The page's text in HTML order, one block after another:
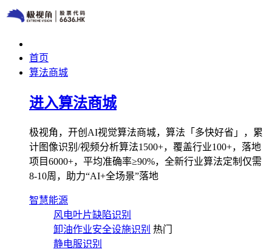
首页
算法商城
进入算法商城
极视角，开创AI视觉算法商城，算法「多快好省」，累
计图像识别/视频分析算法1500+，覆盖行业100+，落地
项目6000+，平均准确率≥90%，全新行业算法定制仅需
8-10周，助力“AI+全场景”落地
智慧能源
风电叶片缺陷识别
卸油作业安全设施识别 热门
静电服识别